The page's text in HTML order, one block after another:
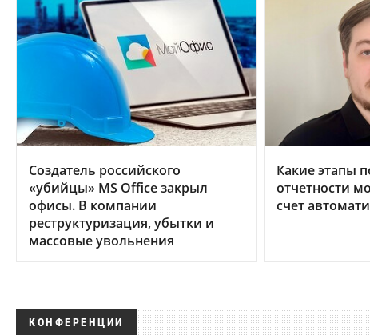
Создатель российского
«убийцы» MS Office закрыл
офисы. В компании
реструктуризация, убытки и
массовые увольнения
Какие этапы
отчетности
счет
КОНФЕРЕНЦИИ